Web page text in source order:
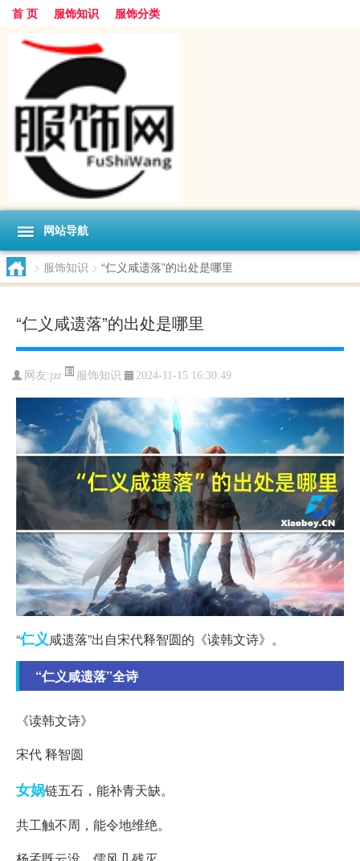
首 页 服饰知识 服饰分类
网站导航
> 服饰知识 > “仁义咸遗落”的出处是哪里
“仁义咸遗落”的出处是哪里
网友:jzr 服饰知识 2024-11-15 16:30:49
“仁义咸遗落”出自宋代释智圆的《读韩文诗》。
“仁义咸遗落”全诗
《读韩文诗》
宋代 释智圆
女娲链五石，能补青天缺。
共工触不周，能令地维绝。